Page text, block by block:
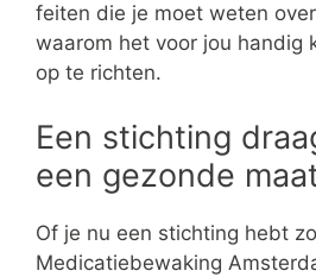
feiten die je moet weten
waarom het voor jou handig
op te richten.
Een stichting
een gezonde
Of je nu een stichting hebt
Medicatiebewaking